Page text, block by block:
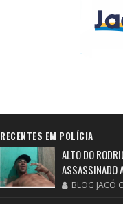
RECENTES EM POLÍCIA
ALTO DO
ASSASSINADO
BLOG JACÓ